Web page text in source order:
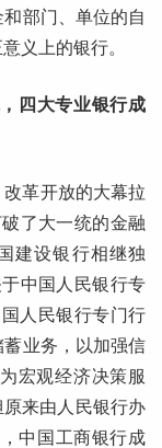
部门、单位的自
义上的银行。
四大专业银行成
改革开放的大幕拉
了大一统的金融
建设银行相继独
中国人民银行专
人民银行专门行
业务，以加强信
宏观经济决策服
来由人民银行办
中国工商银行成